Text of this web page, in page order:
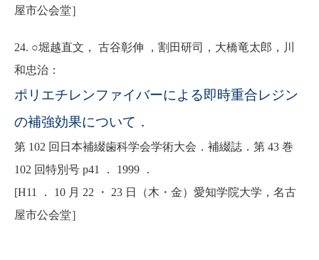
屋市公会堂］
24. ○堀越直文， 古谷彰伸 ，割田研司，大橋竜太郎，川
和忠治：
ポリエチレンファイバーによる即時重合レジン
の補強効果について．
第 102 回日本補綴歯科学会学術大会．補綴誌．第 43 巻
102 回特別号 p41 ． 1999 ．
[H11 ． 10 月 22 ・ 23 日（木・金）愛知学院大学，名古
屋市公会堂］